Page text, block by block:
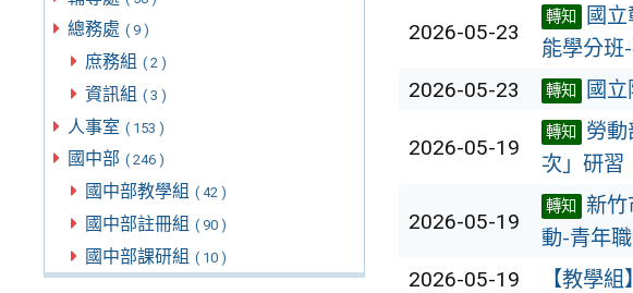
總務處 ( 9 )
庶務組 ( 2 )
資訊組 ( 3 )
人事室 ( 153 )
國中部 ( 246 )
國中部教學組 ( 42 )
國中部註冊組 ( 90 )
國中部課研組 ( 10 )
2026-05-23
轉知
國
能學分班
2026-05-23 轉知 國
2026-05-19
轉知
勞
次」研習
2026-05-19
轉知
新竹
動-青年
2026-05-19 【教學